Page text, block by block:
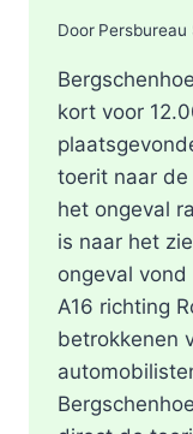
Door Persbureau
kort voor
toerit naar de
het ongeval
is naar het
ongeval
A16 richting
betrokkenen